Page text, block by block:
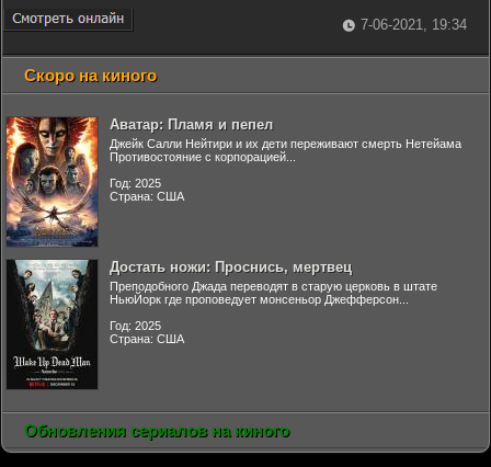
7-06-2021, 19:34
Скоро на киного
Аватар: Пламя и пепел
Джейк Салли Нейтири и их дети переживают смерть Нетейама
Противостояние с корпорацией...
Год: 2025
Страна: США
Достать ножи: Проснись, мертвец
Преподобного Джада переводят в старую церковь в штате
НьюЙорк где проповедует монсеньор Джефферсон...
Год: 2025
Страна: США
Обновления сериалов на киного